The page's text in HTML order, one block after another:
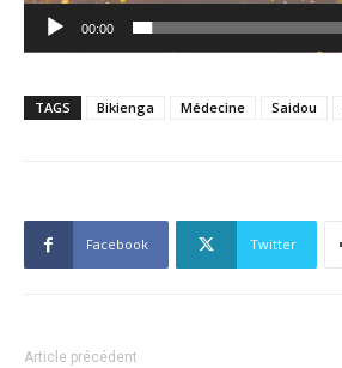
00:00
TAGS Bikienga Médecine Saidou
Facebook Twitter
Article précédent